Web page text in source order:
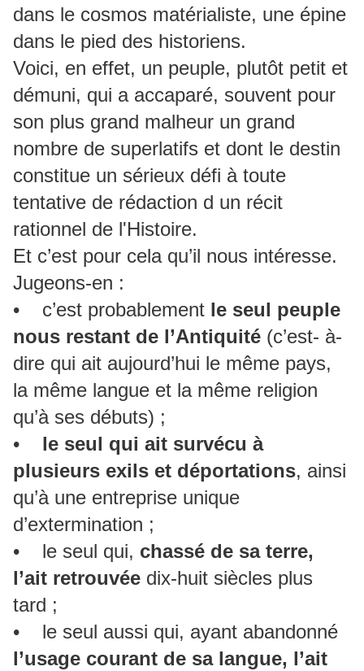
dans le cosmos matérialiste, une épine
dans le pied des historiens.
Voici, en effet, un peuple, plutôt petit et
démuni, qui a accaparé, souvent pour
son plus grand malheur un grand
nombre de superlatifs et dont le destin
constitue un sérieux défi à toute
tentative de rédaction d un récit
rationnel de l'Histoire.
Et c’est pour cela qu’il nous intéresse.
Jugeons-en :
• c’est probablement le seul peuple
nous restant de l’Antiquité (c’est- à-
dire qui ait aujourd’hui le même pays,
la même langue et la même religion
qu’à ses débuts) ;
•
le seul qui ait survécu à
plusieurs exils et déportations, ainsi
qu’à une entreprise unique
d’extermination ;
• le seul qui, chassé de sa terre,
l’ait retrouvée dix-huit siècles plus
tard ;
• le seul aussi qui, ayant abandonné
l’usage courant de sa langue, l’ait